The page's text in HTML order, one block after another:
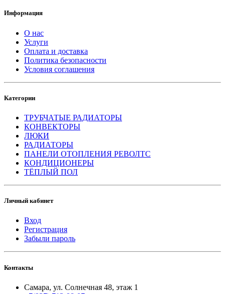
Информация
О нас
Услуги
Оплата и доставка
Политика безопасности
Условия соглашения
Категории
ТРУБЧАТЫЕ РАДИАТОРЫ
КОНВЕКТОРЫ
ЛЮКИ
РАДИАТОРЫ
ПАНЕЛИ ОТОПЛЕНИЯ РЕВОЛТС
КОНДИЦИОНЕРЫ
ТЁПЛЫЙ ПОЛ
Личный кабинет
Вход
Регистрация
Забыли пароль
Контакты
Самара, ул. Солнечная 48, этаж 1